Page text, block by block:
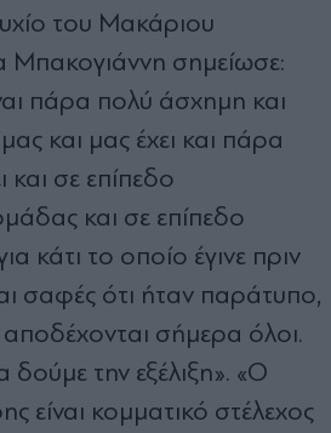
του Μακάριου
σημείωσε:
πάρα πολύ άσχημη και
και μας έχει και πάρα
σε επίπεδο
και σε επίπεδο
κάτι το οποίο έγινε πριν
σαφές ότι ήταν παράτυπο,
σήμερα όλοι.
δούμε την εξέλιξη». «Ο
είναι κομματικό στέλεχος